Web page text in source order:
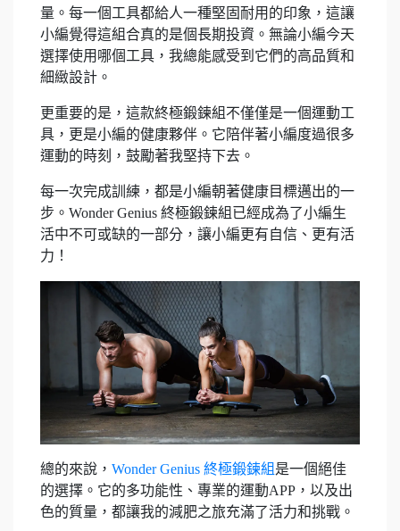
量。每一個工具都給人一種堅固耐用的印象，這讓
小編覺得這組合真的是個長期投資。無論小編今天
選擇使用哪個工具，我總能感受到它們的高品質和
細緻設計。
更重要的是，這款終極鍛鍊組不僅僅是一個運動工
具，更是小編的健康夥伴。它陪伴著小編度過很多
運動的時刻，鼓勵著我堅持下去。
每一次完成訓練，都是小編朝著健康目標邁出的一
步。Wonder Genius 終極鍛鍊組已經成為了小編生
活中不可或缺的一部分，讓小編更有自信、更有活
力！
總的來說， Wonder Genius 終極鍛鍊組是一個絕佳
的選擇。它的多功能性、專業的運動APP，以及出
色的質量，都讓我的減肥之旅充滿了活力和挑戰。